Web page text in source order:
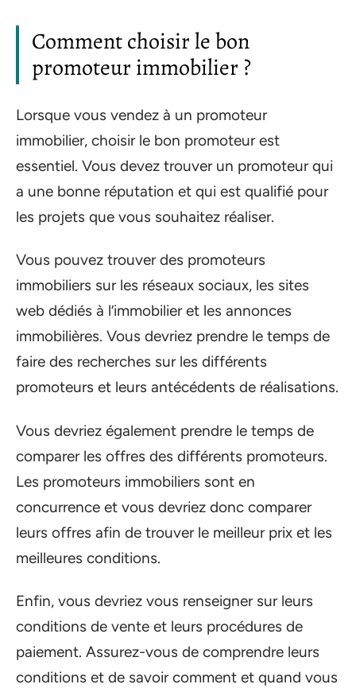
Comment choisir le bon
promoteur immobilier ?
Lorsque vous vendez à un promoteur
immobilier, choisir le bon promoteur est
essentiel. Vous devez trouver un promoteur qui
a une bonne réputation et qui est qualifié pour
les projets que vous souhaitez réaliser.
Vous pouvez trouver des promoteurs
immobiliers sur les réseaux sociaux, les sites
web dédiés à l’immobilier et les annonces
immobilières. Vous devriez prendre le temps de
faire des recherches sur les différents
promoteurs et leurs antécédents de réalisations.
Vous devriez également prendre le temps de
comparer les offres des différents promoteurs.
Les promoteurs immobiliers sont en
concurrence et vous devriez donc comparer
leurs offres afin de trouver le meilleur prix et les
meilleures conditions.
Enfin, vous devriez vous renseigner sur leurs
conditions de vente et leurs procédures de
paiement. Assurez-vous de comprendre leurs
conditions et de savoir comment et quand vous